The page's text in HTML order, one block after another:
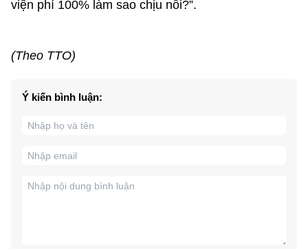
viện phí 100% làm sao chịu nổi?”.
(Theo TTO)
Ý kiến bình luận: